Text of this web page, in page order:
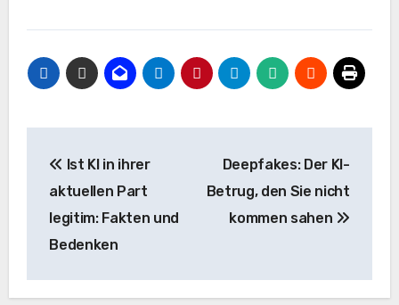
Navigation
Ist KI in ihrer
aktuellen Part
legitim: Fakten und
Bedenken
Deepfakes: Der KI-
Betrug, den Sie nicht
kommen sahen